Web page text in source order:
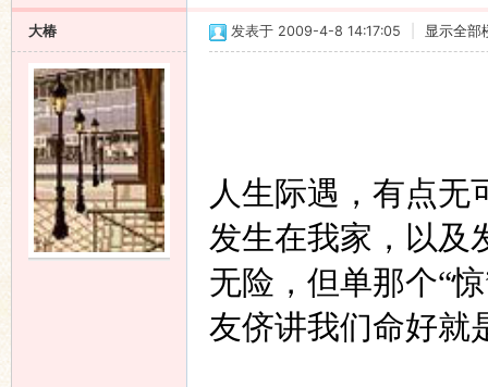
大椿 发表于 2009-4-8 14:17:05 显示全部
人生际遇，有点无
发生在我家，以及
无险，但单那个“惊
友侪讲我们命好就